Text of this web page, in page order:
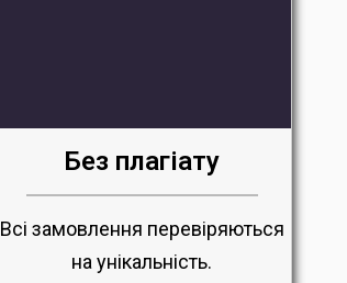
Без плагіату
Всі замовлення перевіряються
на унікальність.